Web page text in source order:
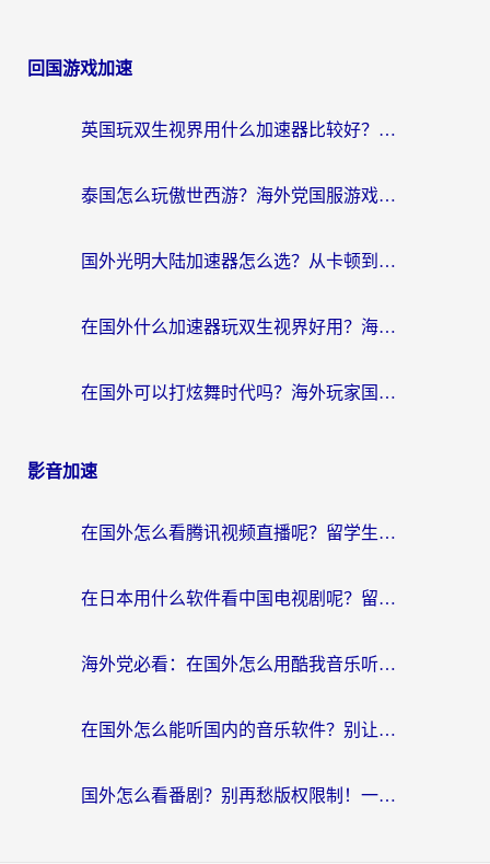
回国游戏加速
英国玩双生视界用什么加速器比较好？海外党亲测有效的国服游戏加速方案
泰国怎么玩傲世西游？海外党国服游戏加速终极攻略（附光明大陆量子特攻实测）
国外光明大陆加速器怎么选？从卡顿到丝滑的终极指南（含德国玩走开外星人墨西哥玩俄罗斯方块技巧）
在国外什么加速器玩双生视界好用？海外党亲测不踩坑的终极指南
在国外可以打炫舞时代吗？海外玩家国服游戏加速全攻略（附实测推荐）
影音加速
在国外怎么看腾讯视频直播呢？留学生亲测有效的回国加速指南
在日本用什么软件看中国电视剧呢？留学生亲测有效的回国加速方案
海外党必看：在国外怎么用酷我音乐听音乐？告别“地区不支持”的实用指南
在国外怎么能听国内的音乐软件？别让版权限制断了你的“中文歌单”
国外怎么看番剧？别再愁版权限制！一个工具解决所有回国追剧难题